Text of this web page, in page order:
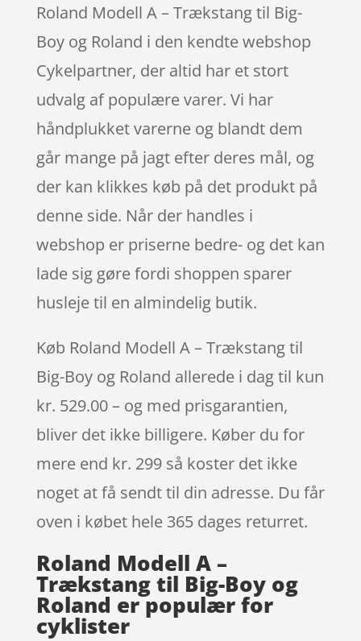
Roland Modell A – Trækstang til Big-
Boy og Roland i den kendte webshop
Cykelpartner, der altid har et stort
udvalg af populære varer. Vi har
håndplukket varerne og blandt dem
går mange på jagt efter deres mål, og
der kan klikkes køb på det produkt på
denne side. Når der handles i
webshop er priserne bedre- og det kan
lade sig gøre fordi shoppen sparer
husleje til en almindelig butik.
Køb Roland Modell A – Trækstang til
Big-Boy og Roland allerede i dag til kun
kr. 529.00 – og med prisgarantien,
bliver det ikke billigere. Køber du for
mere end kr. 299 så koster det ikke
noget at få sendt til din adresse. Du får
oven i købet hele 365 dages returret.
Roland Modell A –
Trækstang til Big-Boy og
Roland er populær for
cyklister